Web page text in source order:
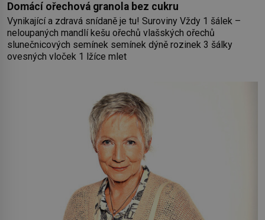
Domácí ořechová granola bez cukru
Vynikající a zdravá snídaně je tu! Suroviny Vždy 1 šálek –
neloupaných mandlí kešu ořechů vlašských ořechů
slunečnicových semínek semínek dýně rozinek 3 šálky
ovesných vloček 1 lžíce mlet